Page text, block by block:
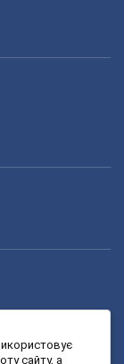
сайту, а